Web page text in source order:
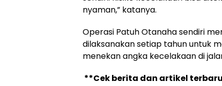
nyaman,” katanya.
Operasi Patuh Otanaha sendiri
dilaksanakan setiap tahun untuk
menekan angka kecelakaan di
**Cek berita dan artikel